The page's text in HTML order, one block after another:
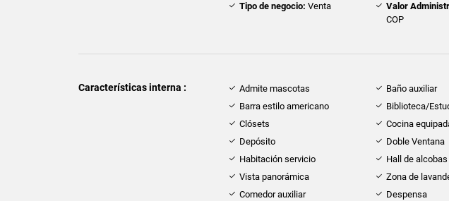
Tipo de negocio: Venta Valor
COP
Características interna : Admite mascotas Baño auxiliar
Barra estilo americano
Biblioteca/
Clósets
Cocina
Depósito
Doble Ventana
Habitación servicio
Hall de alcobas
Vista panorámica
Zona de
Comedor auxiliar
Despensa